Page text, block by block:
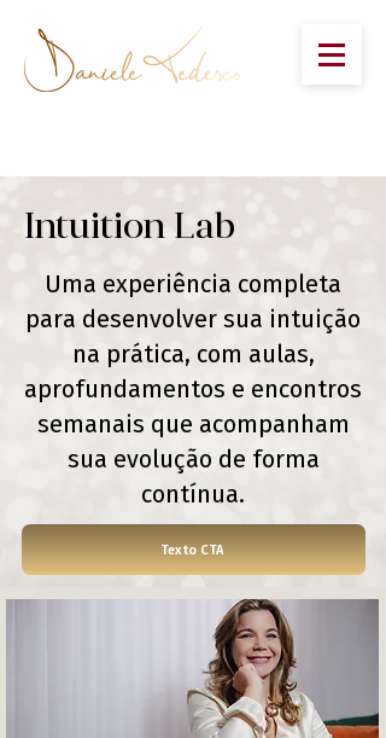
Intuition Lab
Uma experiência completa
para desenvolver sua intuição
na prática, com aulas,
aprofundamentos e encontros
semanais que acompanham
sua evolução de forma
contínua.
Texto CTA